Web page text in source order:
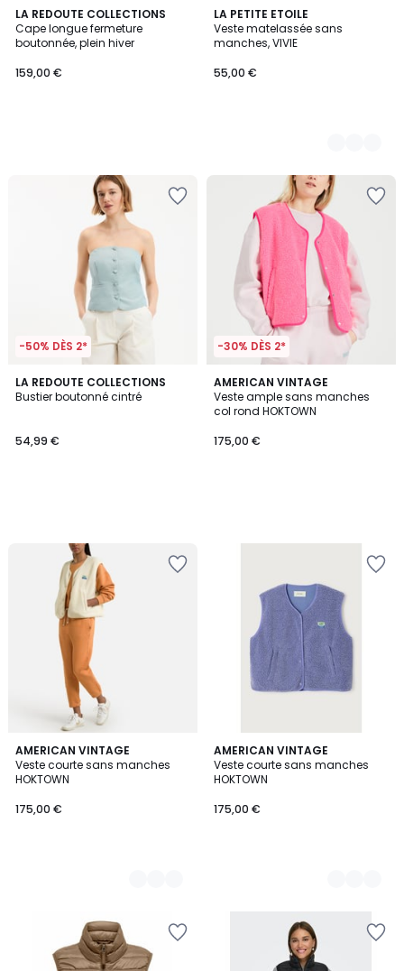
LA REDOUTE COLLECTIONS
Cape longue fermeture
boutonnée, plein hiver
159,00 €
LA PETITE ETOILE
Veste matelassée sans
manches, VIVIE
55,00 €
3
Couleurs
-50% DÈS 2*
LA REDOUTE COLLECTIONS
Bustier boutonné cintré
54,99 €
-30% DÈS 2*
AMERICAN VINTAGE
Veste ample sans manches
col rond HOKTOWN
175,00 €
AMERICAN VINTAGE
Veste courte sans manches
HOKTOWN
175,00 €
6
Couleurs
AMERICAN VINTAGE
Veste courte sans manches
HOKTOWN
175,00 €
2
Couleurs